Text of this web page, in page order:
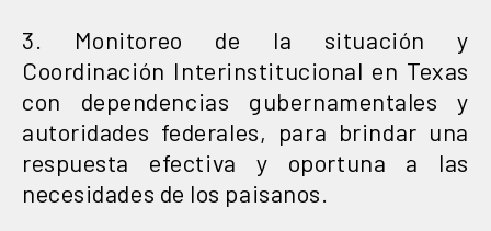
3. Monitoreo de la situación y
Coordinación Interinstitucional en Texas
con dependencias gubernamentales y
autoridades federales, para brindar una
respuesta efectiva y oportuna a las
necesidades de los paisanos.